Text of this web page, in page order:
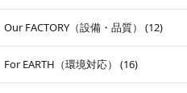
Our FACTORY（設備・品質） (12)
For EARTH（環境対応） (16)